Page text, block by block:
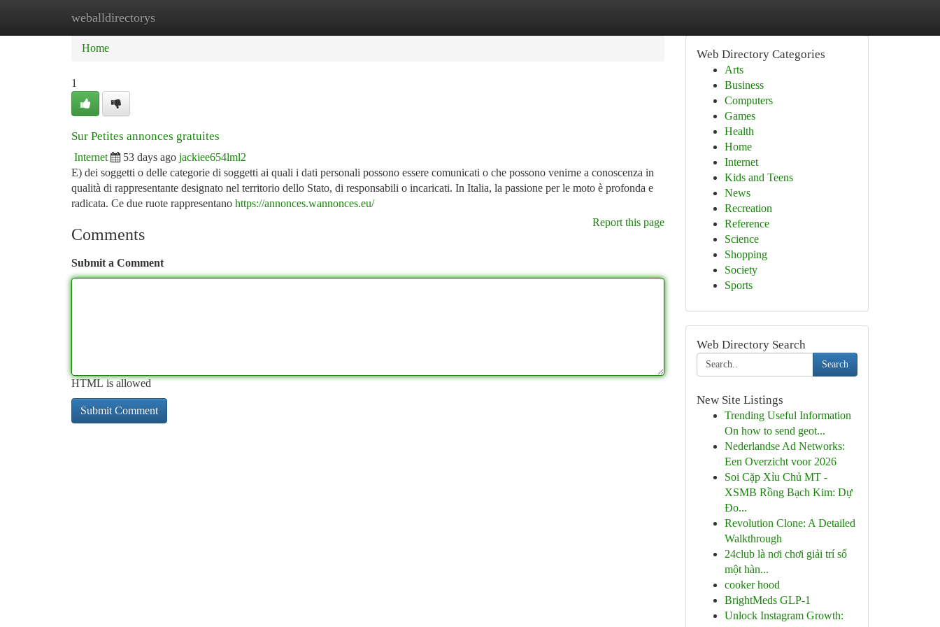
weballdirectorys
Home New Site Listings
Home
1
Sur Petites annonces gratuites
Internet 53 days ago jackiee654lml2
E) dei soggetti o delle categorie di soggetti ai quali i dati personali possono essere comunicati o che possono venirne a conoscenza in
qualità di rappresentante designato nel territorio dello Stato, di responsabili o incaricati. In Italia, la passione per le moto è profonda e
radicata. Ce due ruote rappresentano https://annonces.wannonces.eu/
Report this page
Comments
Submit a Comment
HTML is allowed
Web Directory Categories
Arts
Business
Computers
Games
Health
Home
Internet
Kids and Teens
News
Recreation
Reference
Science
Shopping
Society
Sports
Web Directory Search
Search
New Site Listings
Trending Useful Information
On how to send geot...
Nederlandse Ad Networks:
Een Overzicht voor 2026
Soi Cặp Xỉu Chủ MT -
XSMB Rồng Bạch Kim: Dự
Đo...
Revolution Clone: A Detailed
Walkthrough
24club là nơi chơi giải trí số
một hàn...
cooker hood
BrightMeds GLP-1
Unlock Instagram Growth: